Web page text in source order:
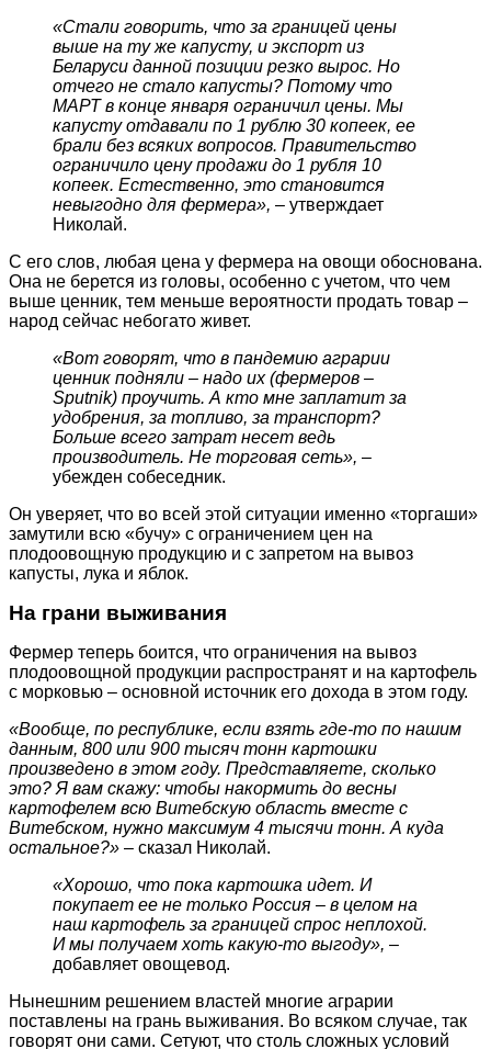
«Стали говорить, что за границей цены
выше на ту же капусту, и экспорт из
Беларуси данной позиции резко вырос. Но
отчего не стало капусты? Потому что
МАРТ в конце января ограничил цены. Мы
капусту отдавали по 1 рублю 30 копеек, ее
брали без всяких вопросов. Правительство
ограничило цену продажи до 1 рубля 10
копеек. Естественно, это становится
невыгодно для фермера», – утверждает
Николай.
С его слов, любая цена у фермера на овощи обоснована.
Она не берется из головы, особенно с учетом, что чем
выше ценник, тем меньше вероятности продать товар –
народ сейчас небогато живет.
«Вот говорят, что в пандемию аграрии
ценник подняли – надо их (фермеров –
Sputnik) проучить. А кто мне заплатит за
удобрения, за топливо, за транспорт?
Больше всего затрат несет ведь
производитель. Не торговая сеть», –
убежден собеседник.
Он уверяет, что во всей этой ситуации именно «торгаши»
замутили всю «бучу» с ограничением цен на
плодоовощную продукцию и с запретом на вывоз
капусты, лука и яблок.
На грани выживания
Фермер теперь боится, что ограничения на вывоз
плодоовощной продукции распространят и на картофель
с морковью – основной источник его дохода в этом году.
«Вообще, по республике, если взять где-то по нашим
данным, 800 или 900 тысяч тонн картошки
произведено в этом году. Представляете, сколько
это? Я вам скажу: чтобы накормить до весны
картофелем всю Витебскую область вместе с
Витебском, нужно максимум 4 тысячи тонн. А куда
остальное?» – сказал Николай.
«Хорошо, что пока картошка идет. И
покупает ее не только Россия – в целом на
наш картофель за границей спрос неплохой.
И мы получаем хоть какую-то выгоду», –
добавляет овощевод.
Нынешним решением властей многие аграрии
поставлены на грань выживания. Во всяком случае, так
говорят они сами. Сетуют, что столь сложных условий